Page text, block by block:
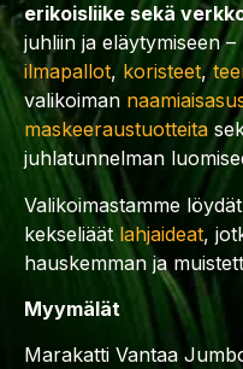
erikoisliike sekä
juhliin ja eläytymiseen –
ilmapallot, koristeet,
valikoiman
maskeeraustuotteita
juhlatunnelman
Valikoimastamme
kekseliäät lahjaideat,
hauskemman ja
Myymälät
Marakatti Vantaa